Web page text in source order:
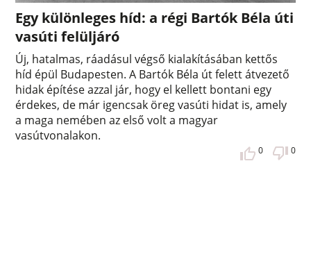
Egy különleges híd: a régi Bartók Béla úti
vasúti felüljáró
Új, hatalmas, ráadásul végső kialakításában kettős
híd épül Budapesten. A Bartók Béla út felett átvezető
hidak építése azzal jár, hogy el kellett bontani egy
érdekes, de már igencsak öreg vasúti hidat is, amely
a maga nemében az első volt a magyar
vasútvonalakon.
0 0